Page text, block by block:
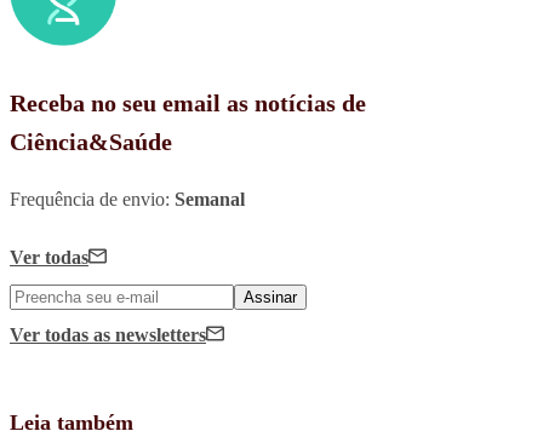
Receba no seu email as notícias de
Ciência&Saúde
Frequência de envio: Semanal
Ver todas
Assinar
Ver todas as newsletters
Leia também